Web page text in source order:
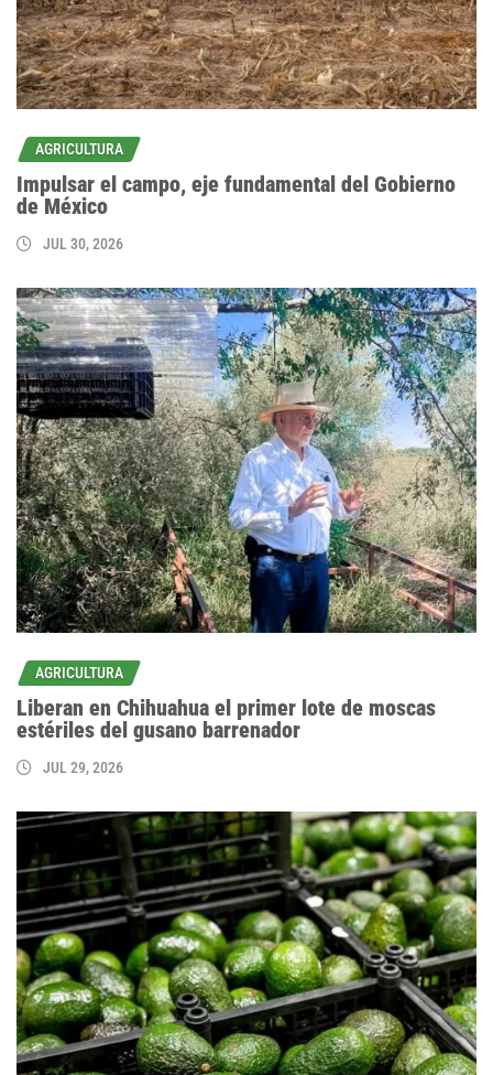
AGRICULTURA
Impulsar el campo, eje fundamental del Gobierno
de México
JUL 30, 2026
AGRICULTURA
Liberan en Chihuahua el primer lote de moscas
estériles del gusano barrenador
JUL 29, 2026